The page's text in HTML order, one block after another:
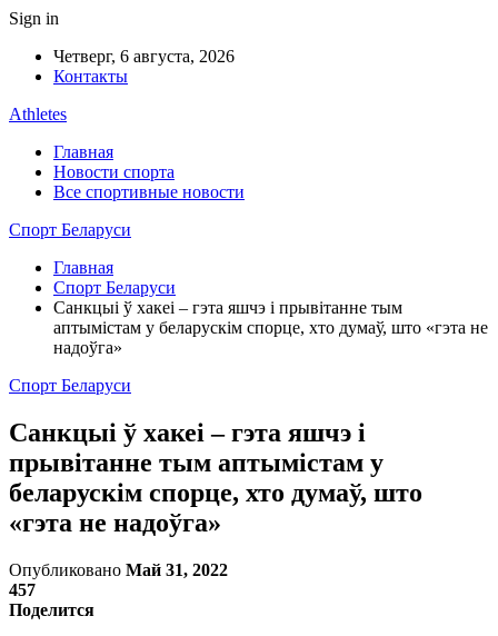
Sign in
Четверг, 6 августа, 2026
Контакты
Athletes
Главная
Новости спорта
Все спортивные новости
Спорт Беларуси
Главная
Спорт Беларуси
Санкцыі ў хакеі – гэта яшчэ і прывітанне тым
аптымістам у беларускім спорце, хто думаў, што «гэта не
надоўга»
Спорт Беларуси
Санкцыі ў хакеі – гэта яшчэ і
прывітанне тым аптымістам у
беларускім спорце, хто думаў, што
«гэта не надоўга»
Опубликовано Май 31, 2022
457
Поделится